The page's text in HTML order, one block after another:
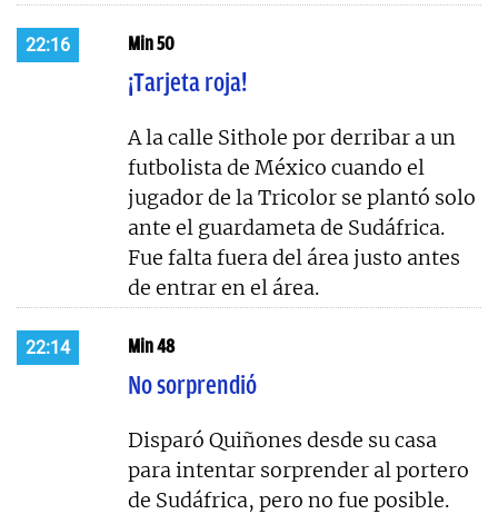
22:16 Min 50
¡Tarjeta roja!
A la calle Sithole por derribar a un
futbolista de México cuando el
jugador de la Tricolor se plantó solo
ante el guardameta de Sudáfrica.
Fue falta fuera del área justo antes
de entrar en el área.
22:14 Min 48
No sorprendió
Disparó Quiñones desde su casa
para intentar sorprender al portero
de Sudáfrica, pero no fue posible.